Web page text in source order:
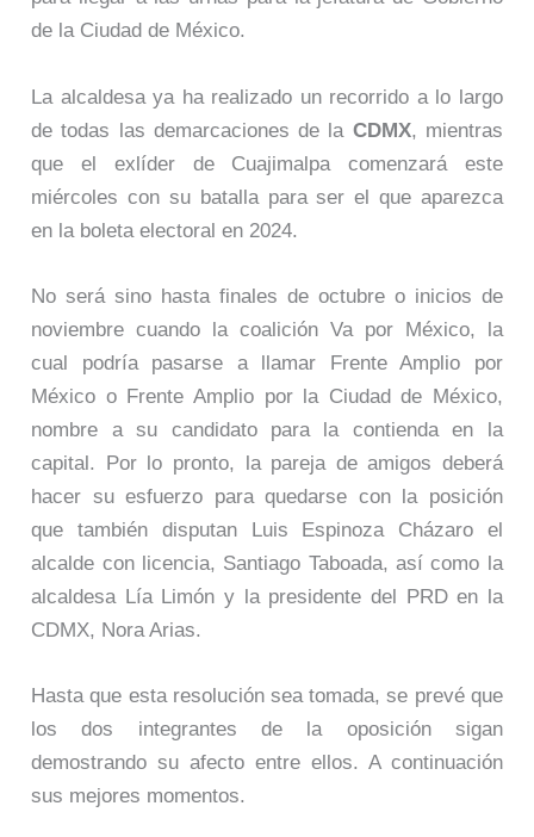
de la Ciudad de México.
La alcaldesa ya ha realizado un recorrido a lo largo
de todas las demarcaciones de la CDMX, mientras
que el exlíder de Cuajimalpa comenzará este
miércoles con su batalla para ser el que aparezca
en la boleta electoral en 2024.
No será sino hasta finales de octubre o inicios de
noviembre cuando la coalición Va por México, la
cual podría pasarse a llamar Frente Amplio por
México o Frente Amplio por la Ciudad de México,
nombre a su candidato para la contienda en la
capital. Por lo pronto, la pareja de amigos deberá
hacer su esfuerzo para quedarse con la posición
que también disputan Luis Espinoza Cházaro el
alcalde con licencia, Santiago Taboada, así como la
alcaldesa Lía Limón y la presidente del PRD en la
CDMX, Nora Arias.
Hasta que esta resolución sea tomada, se prevé que
los dos integrantes de la oposición sigan
demostrando su afecto entre ellos. A continuación
sus mejores momentos.